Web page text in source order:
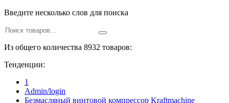
Введите несколько слов для поиска
Из общего количества 8932 товаров:
Тенденции:
1
Admin/login
Безмасляный винтовой компрессор Kraftmaсhine